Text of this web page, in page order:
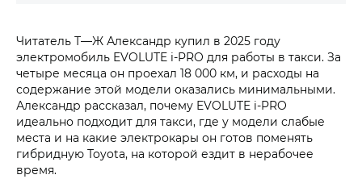
Читатель Т⁠—⁠Ж Александр купил в 2025 году
электромобиль EVOLUTE i‑PRO для работы в такси. За
четыре месяца он проехал 18 000 км, и расходы на
содержание этой модели оказались минимальными.
Александр рассказал, почему EVOLUTE i‑PRO
идеально подходит для такси, где у модели слабые
места и на какие электрокары он готов поменять
гибридную Toyota, на которой ездит в нерабочее
время.